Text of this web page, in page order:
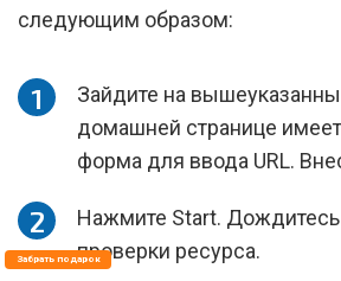
следующим образом:
Зайдите на
домашней странице
форма для ввода URL.
Нажмите Start. Дождитесь
проверки ресурса.
Забрать подарок